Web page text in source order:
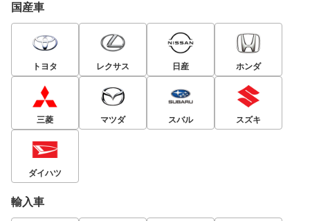
国産車
トヨタ レクサス 日産 ホンダ
三菱 マツダ スバル スズキ
ダイハツ
輸入車